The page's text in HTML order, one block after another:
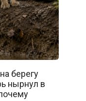
берегу
нырнул в